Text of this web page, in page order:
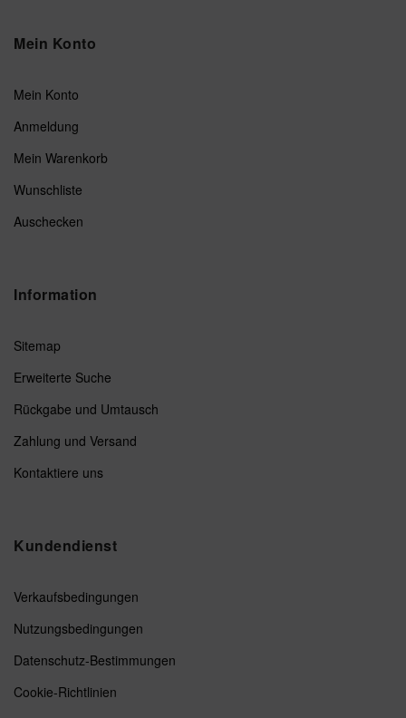
Mein Konto
Mein Konto
Anmeldung
Mein Warenkorb
Wunschliste
Auschecken
Information
Sitemap
Erweiterte Suche
Rückgabe und Umtausch
Zahlung und Versand
Kontaktiere uns
Kundendienst
Verkaufsbedingungen
Nutzungsbedingungen
Datenschutz-Bestimmungen
Cookie-Richtlinien